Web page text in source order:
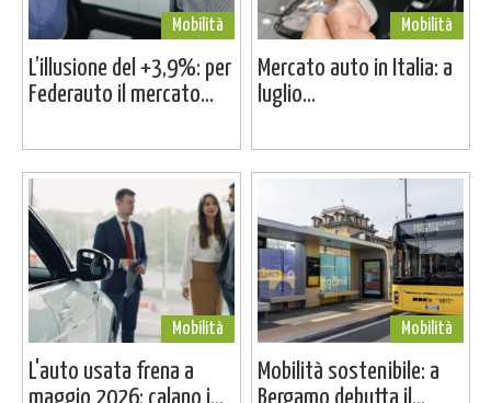
Mobilità
L’illusione del +3,9%: per
Federauto il mercato...
Mobilità
Mercato auto in Italia: a
luglio...
Mobilità
L'auto usata frena a
Mobilità
Mobilità sostenibile: a